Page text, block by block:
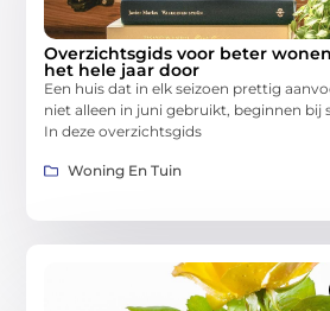
Overzichtsgids voor beter
het hele jaar door
Een huis dat in elk seizoen prettig
niet alleen in juni gebruikt, beginnen bij
In deze overzichtsgids
Woning En Tuin